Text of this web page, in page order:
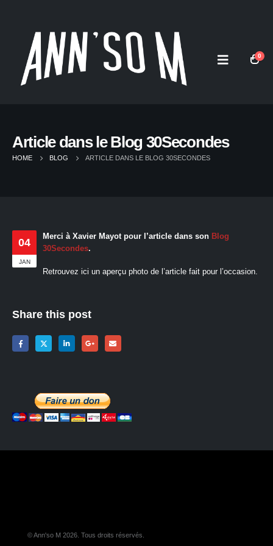
0
Article dans le Blog 30Secondes
HOME BLOG ARTICLE DANS LE BLOG 30SECONDES
04
JAN
Merci à Xavier Mayot pour l’article dans son Blog
30Secondes.
Retrouvez ici un aperçu photo de l’article fait pour l’occasion.
Share this post
© Ann'so M 2026. Tous droits réservés.